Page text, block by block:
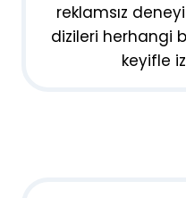
reklamsız
dizileri herhangi
keyifle